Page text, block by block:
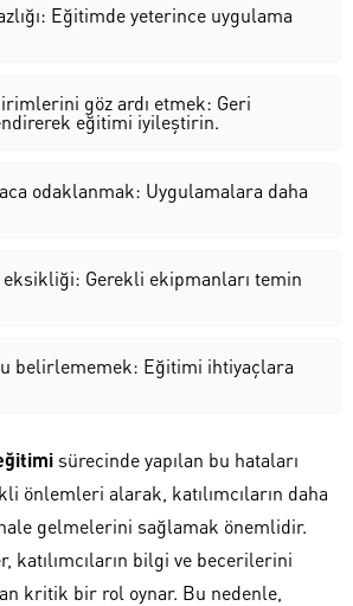
Eğitimde yeterince uygulama
göz ardı etmek: Geri
eğitimi iyileştirin.
odaklanmak: Uygulamalara daha
eksikliği: Gerekli ekipmanları temin
belirlememek: Eğitimi ihtiyaçlara
sürecinde yapılan bu hataları
önlemleri alarak, katılımcıların daha
gelmelerini sağlamak önemlidir.
katılımcıların bilgi ve becerilerini
kritik bir rol oynar. Bu nedenle,